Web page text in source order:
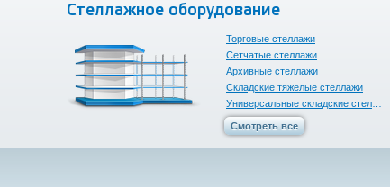
Стеллажное оборудование
Торговые стеллажи
Сетчатые стеллажи
Архивные стеллажи
Складские тяжелые стеллажи
Смотреть все